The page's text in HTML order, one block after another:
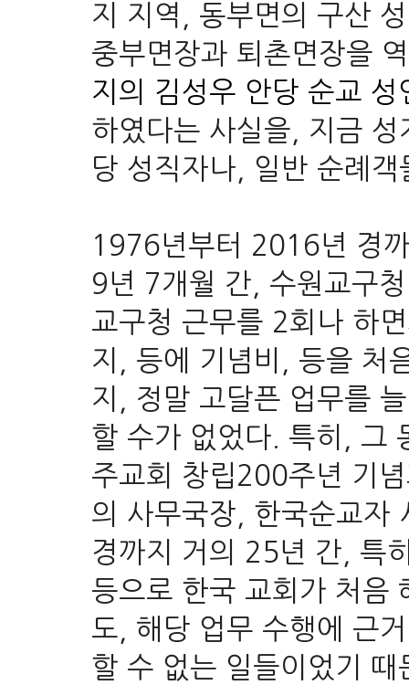
지 지역, 동부면의 구산
중부면장과 퇴촌면장을
지의 김성우 안당 순교
하였다는 사실을, 지금
당 성직자나, 일반 순례
1976년부터 2016년 경
9년 7개월 간, 수원교구
교구청 근무를 2회나 하
지, 등에 기념비, 등을 처
지, 정말 고달픈 업무를
할 수가 없었다. 특히, 그
주교회 창립200주년 기
의 사무국장, 한국순교
경까지 거의 25년 간, 특
등으로 한국 교회가 처음
도, 해당 업무 수행에 근
할 수 없는 일들이었기